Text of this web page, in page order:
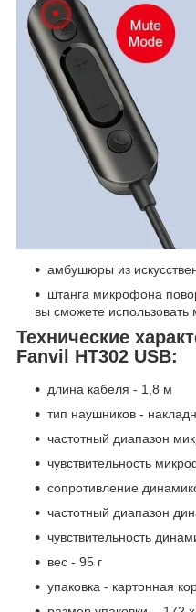
амбушюры из
штанга микрофона
вы сможете
Технические
Fanvil HT302 USB:
длина кабеля - 1,8 м
тип наушников -
частотный диапазон
чувствительность
сопротивление
частотный диапазон
чувствительность
вес - 95 г
упаковка - картонная